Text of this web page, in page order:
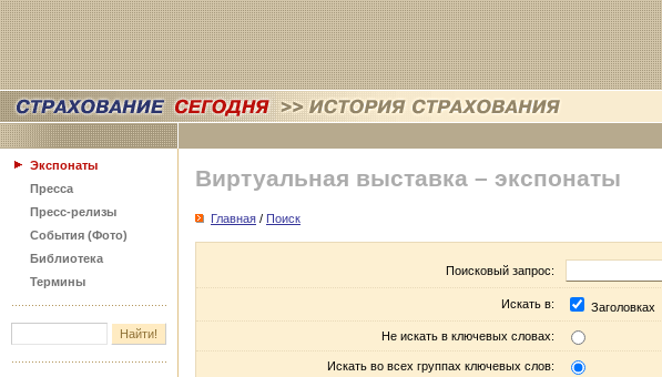
Экспонаты
Пресса
Пресс-релизы
События (Фото)
Библиотека
Термины
Виртуальная выставка – экспонаты
Главная / Поиск
Поисковый запрос:
Искать в: Заголовках
Не искать в ключевых словах:
Искать во всех группах ключевых слов: